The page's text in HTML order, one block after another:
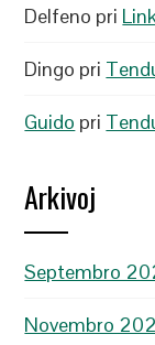
Delfeno pri
Dingo pri
Guido pri
Arkivoj
Septembro
Novembro